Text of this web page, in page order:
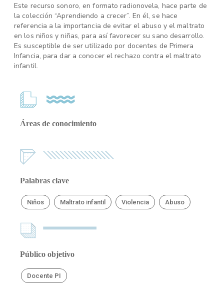
Este recurso sonoro, en formato radionovela, hace parte de
la colección “Aprendiendo a crecer”. En él, se hace
referencia a la importancia de evitar el abuso y el maltrato
en los niños y niñas, para así favorecer su sano desarrollo.
Es susceptible de ser utilizado por docentes de Primera
Infancia, para dar a conocer el rechazo contra el maltrato
infantil.
Áreas de conocimiento
Palabras clave
Niños Maltrato infantil Violencia Abuso
Público objetivo
Docente PI